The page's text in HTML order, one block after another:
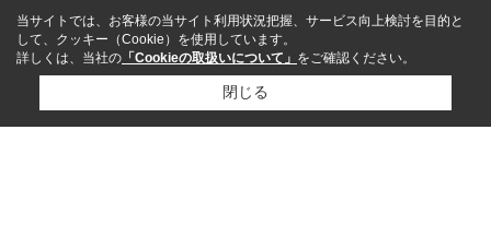
当サイトでは、お客様の当サイト利用状況把握、サービス向上検討を目的と
して、クッキー（Cookie）を使用しています。
詳しくは、当社の 「Cookieの取扱いについて」 をご確認ください。
閉じる